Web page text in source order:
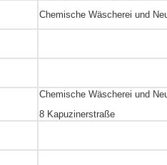
Chemische Wäscherei und
Chemische Wäscherei und
8 Kapuzinerstraße